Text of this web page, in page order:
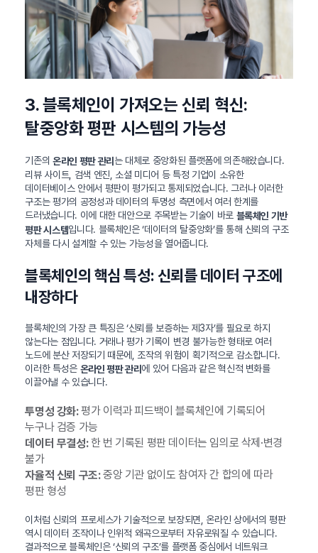
3. 블록체인이 가져오는 신뢰 혁신:
탈중앙화 평판 시스템의 가능성
기존의 온라인 평판 관리 는 대체로 중앙화된 플랫폼에 의존해왔습니다.
리뷰 사이트, 검색 엔진, 소셜 미디어 등 특정 기업이 소유한
데이터베이스 안에서 평판이 평가되고 통제되었습니다. 그러나 이러한
구조는 평가의 공정성과 데이터의 투명성 측면에서 여러 한계를
드러냈습니다. 이에 대한 대안으로 주목받는 기술이 바로 블록체인 기반
평판 시스템입니다. 블록체인은 ‘데이터의 탈중앙화’를 통해 신뢰의 구조
자체를 다시 설계할 수 있는 가능성을 열어줍니다.
블록체인의 핵심 특성: 신뢰를 데이터 구조에
내장하다
블록체인의 가장 큰 특징은 ‘신뢰를 보증하는 제3자’를 필요로 하지
않는다는 점입니다. 거래나 평가 기록이 변경 불가능한 형태로 여러
노드에 분산 저장되기 때문에, 조작의 위험이 획기적으로 감소합니다.
이러한 특성은 온라인 평판 관리에 있어 다음과 같은 혁신적 변화를
이끌어낼 수 있습니다.
투명성 강화:평가 이력과 피드백이 블록체인에 기록되어
누구나 검증 가능
데이터 무결성:한 번 기록된 평판 데이터는 임의로 삭제·변경
불가
자율적 신뢰 구조:중앙 기관 없이도 참여자 간 합의에 따라
평판 형성
이처럼 신뢰의 프로세스가 기술적으로 보장되면, 온라인 상에서의 평판
역시 데이터 조작이나 인위적 왜곡으로부터 자유로워질 수 있습니다.
결과적으로 블록체인은 ‘신뢰의 구조’를 플랫폼 중심에서 네트워크